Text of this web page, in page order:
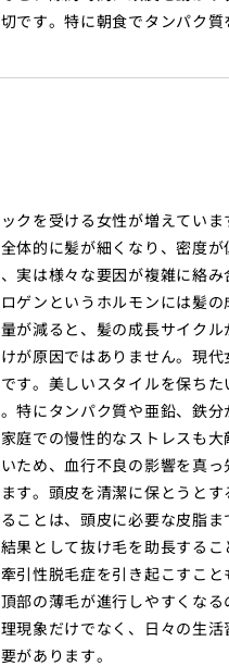
です。特に朝食でタンパク
クを受ける女性が増えていま
体的に髪が細くなり、密度
実は様々な要因が複雑に絡み
ゲンというホルモンには髪の
が減ると、髪の成長サイク
が原因ではありません。現代
す。美しいスタイルを保ちた
特にタンパク質や亜鉛、鉄分
庭での慢性的なストレスも大
ため、血行不良の影響を真
す。頭皮を清潔に保とうとす
ことは、頭皮に必要な皮脂ま
果として抜け毛を助長するこ
引性脱毛症を引き起こすこと
部の薄毛が進行しやすくなる
現象だけでなく、日々の生
があります。